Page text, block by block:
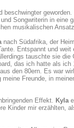
Songwriterin in eine
musikalischen
nach Südafrika, der
Entspannt und
tauschte sie
das ich hatte als
den 80ern. Es war
Freunde, in
Effekt. Kyla
Kinder mir erzählten,